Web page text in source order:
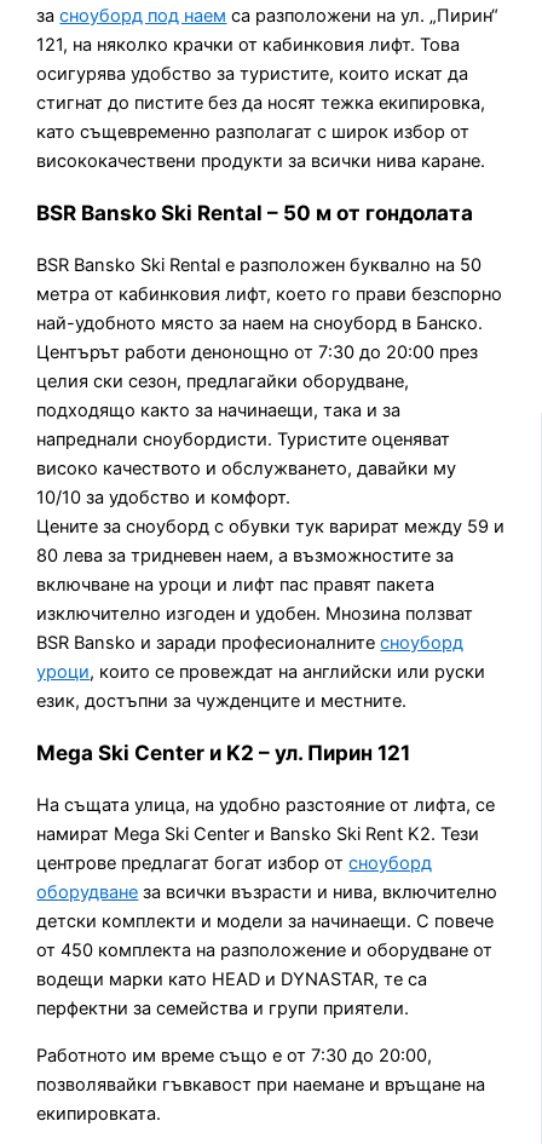
засноуборд под наем са разположени на ул. „Пирин“
121, на няколко крачки от кабинковия лифт. Това
осигурява удобство за туристите, които искат да
стигнат до пистите без да носят тежка екипировка,
като същевременно разполагат с широк избор от
висококачествени продукти за всички нива каране.
BSR Bansko Ski Rental – 50 м от гондолата
BSR Bansko Ski Rental е разположен буквално на 50
метра от кабинковия лифт, което го прави безспорно
най-удобното място за наем на сноуборд в Банско.
Центърът работи денонощно от 7:30 до 20:00 през
целия ски сезон, предлагайки оборудване,
подходящо както за начинаещи, така и за
напреднали сноубордисти. Туристите оценяват
високо качеството и обслужването, давайки му
10/10 за удобство и комфорт.
Цените за сноуборд с обувки тук варират между 59 и
80 лева за тридневен наем, а възможностите за
включване на уроци и лифт пас правят пакета
изключително изгоден и удобен. Мнозина ползват
BSR Bansko и заради професионалнитесноуборд
уроци, които се провеждат на английски или руски
език, достъпни за чужденците и местните.
Mega Ski Center и K2 – ул. Пирин 121
На същата улица, на удобно разстояние от лифта, се
намират Mega Ski Center и Bansko Ski Rent K2. Тези
центрове предлагат богат избор отсноуборд
оборудване за всички възрасти и нива, включително
детски комплекти и модели за начинаещи. С повече
от 450 комплекта на разположение и оборудване от
водещи марки като HEAD и DYNASTAR, те са
перфектни за семейства и групи приятели.
Работното им време също е от 7:30 до 20:00,
позволявайки гъвкавост при наемане и връщане на
екипировката.